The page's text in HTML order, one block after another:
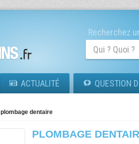
Recherchez
ACTUALITÉ QUESTION
plombage dentaire
PLOMBAGE